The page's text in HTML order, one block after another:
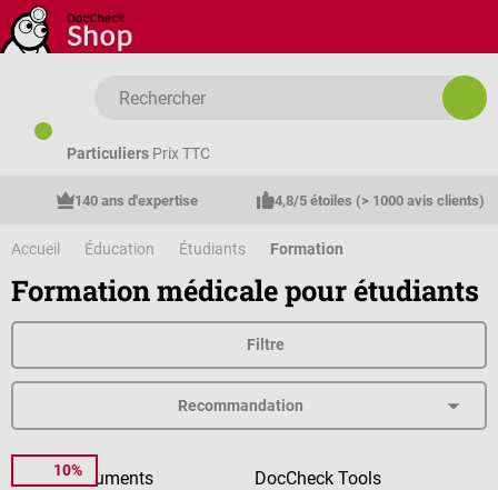
Passer au contenu principal
Particuliers Prix TTC
140 ans d'expertise 4,8/5 étoiles (> 1000 avis clients)
Accueil Éducation Étudiants Formation
Formation médicale pour étudiants
Filtre
10%
AUAS Instruments DocCheck Tools